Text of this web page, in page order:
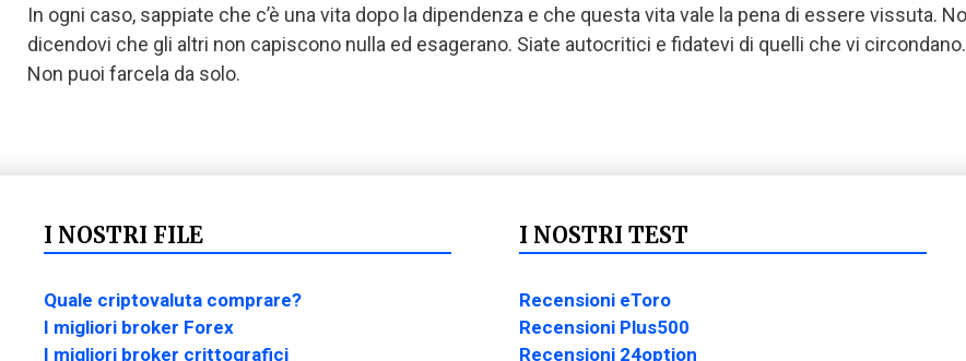
In ogni caso, sappiate che c’è una vita dopo la dipendenza e che questa vita vale la pena di essere vissuta.
dicendovi che gli altri non capiscono nulla ed esagerano. Siate autocritici e fidatevi di quelli che vi
Non puoi farcela da solo.
I NOSTRI FILE
Quale criptovaluta comprare?
I migliori broker Forex
I migliori broker crittografici
I NOSTRI TEST
Recensioni eToro
Recensioni Plus500
Recensioni 24option